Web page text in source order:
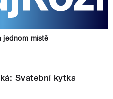
jednom místě
Svatební kytka